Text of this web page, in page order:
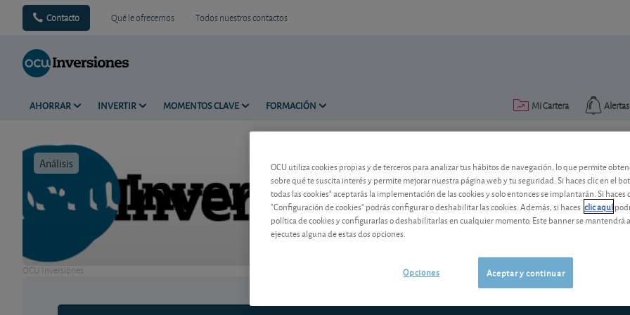
Contacto Qué le ofrecemos Todos nuestros contactos
AHORRAR INVERTIR MOMENTOS CLAVE FORMACIÓN Alertas
Mi Cartera
Análisis Tiempo de lectura: 9 min.
OCU Inversiones
"Banco malo": ¿resuelve
Se conocen ya los resultados de las
entidades financieras. Siete de ellas
OCU utiliza cookies propias y de terceros para analizar tus hábitos de navegación, lo que permite
sobre qué te suscita interés y permite mejorar nuestra página web y tu seguridad. Si haces clic en el
todas las cookies" aceptarás la implementación de las cookies y solo entonces se implantarán. Si haces
"Configuración de cookies" podrás configurar o deshabilitar las cookies. Además, si haces clic aquí
política de cookies y configurarlas o deshabilitarlas en cualquier momento. Este banner se mantendrá
ejecutes alguna de estas dos opciones.
Aceptar y continuar
Opciones